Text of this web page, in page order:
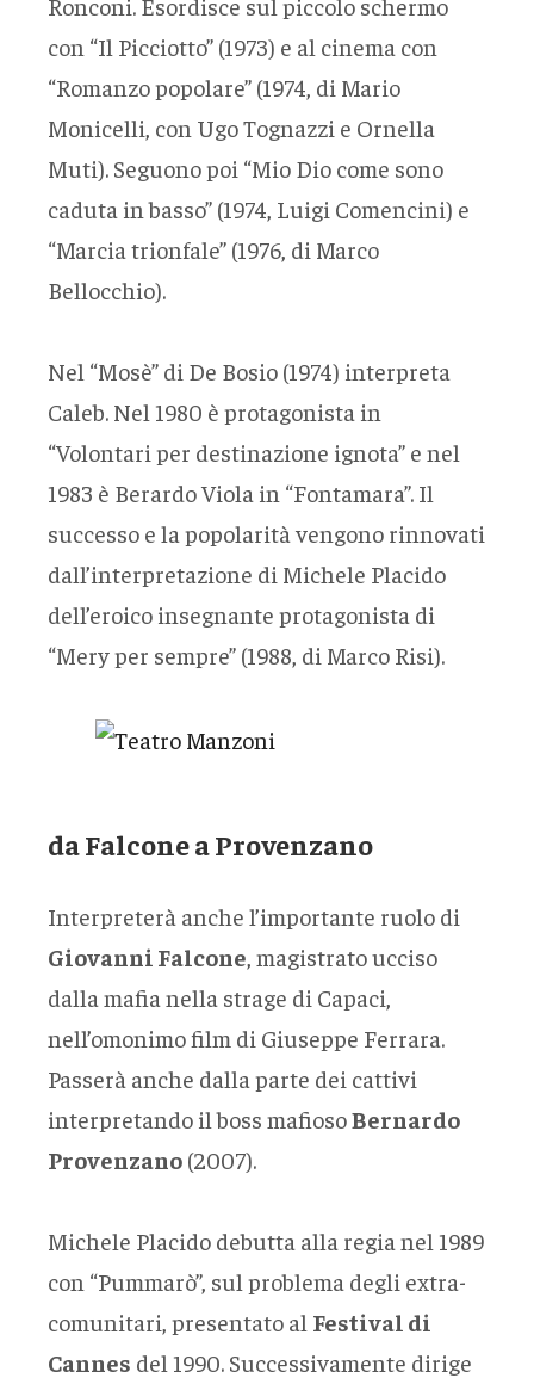
con “Il Picciotto” (1973) e al cinema con
“Romanzo popolare” (1974, di Mario
Monicelli, con Ugo Tognazzi e Ornella
Muti). Seguono poi “Mio Dio come sono
caduta in basso” (1974, Luigi Comencini) e
“Marcia trionfale” (1976, di Marco
Bellocchio).
Nel “Mosè” di De Bosio (1974) interpreta
Caleb. Nel 1980 è protagonista in
“Volontari per destinazione ignota” e nel
1983 è Berardo Viola in “Fontamara”. Il
successo e la popolarità vengono rinnovati
dall’interpretazione di Michele Placido
dell’eroico insegnante protagonista di
“Mery per sempre” (1988, di Marco Risi).
da Falcone a Provenzano
Interpreterà anche l’importante ruolo di
Giovanni Falcone , magistrato ucciso
dalla mafia nella strage di Capaci,
nell’omonimo film di Giuseppe Ferrara.
Passerà anche dalla parte dei cattivi
interpretando il boss mafiosoBernardo
Provenzano (2007).
Michele Placido debutta alla regia nel 1989
con “Pummarò”, sul problema degli extra-
comunitari, presentato al Festival di
Cannes del 1990. Successivamente dirige